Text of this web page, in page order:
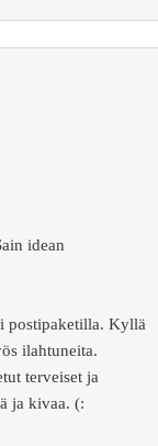
idean
postipaketilla. Kyllä
ilahtuneita.
terveiset ja
ja kivaa. (: